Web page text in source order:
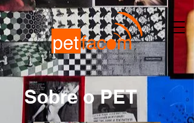
Sobre o PET